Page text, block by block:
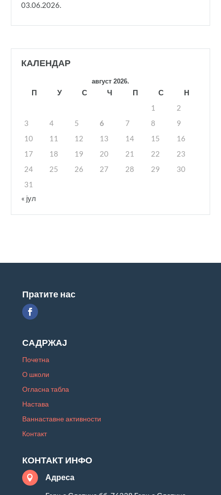
03.06.2026.
КАЛЕНДАР
август 2026.
П У С Ч П С
Н
1
2
3
4 5 6 7 8
9
10
11 12 13 14 15
16
17
18 19 20 21 22
23
24
25 26 27 28 29
30
31
« јул
Пратите нас
САДРЖАЈ
Почетна
О школи
Огласна табла
Настава
Ваннаставне активности
Контакт
КОНТАКТ ИНФО
 Адреса